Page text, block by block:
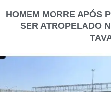
HOMEM MORRE APÓS
SER ATROPELADO